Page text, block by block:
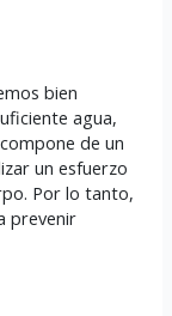
bien
agua,
de un
un esfuerzo
Por lo tanto,
prevenir